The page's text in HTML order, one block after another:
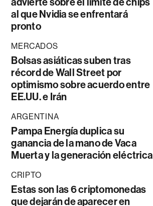
al que Nvidia se enfrentará
pronto
MERCADOS
Bolsas asiáticas suben tras
récord de Wall Street por
optimismo sobre acuerdo entre
EE.UU. e Irán
ARGENTINA
Pampa Energía duplica su
ganancia de la mano de Vaca
Muerta y la generación eléctrica
CRIPTO
Estas son las 6 criptomonedas
que dejarán de aparecer en